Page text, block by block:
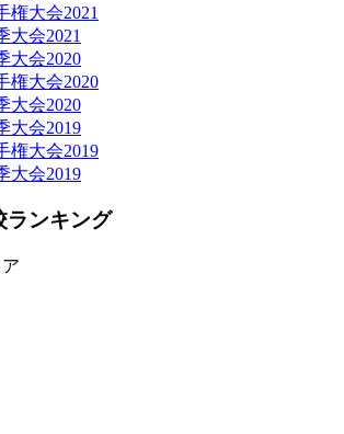
権大会2021
大会2021
大会2020
権大会2020
大会2020
大会2019
権大会2019
大会2019
ランキング